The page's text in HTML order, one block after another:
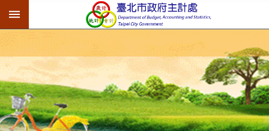
跳到主要內容區塊